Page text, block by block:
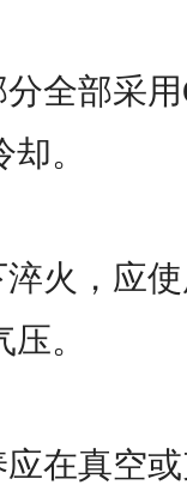
全部采
。
火，应
。
在真空